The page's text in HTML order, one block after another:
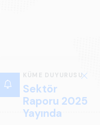
KÜME DUYURUSU
Sektör
Raporu 2025
Yayında